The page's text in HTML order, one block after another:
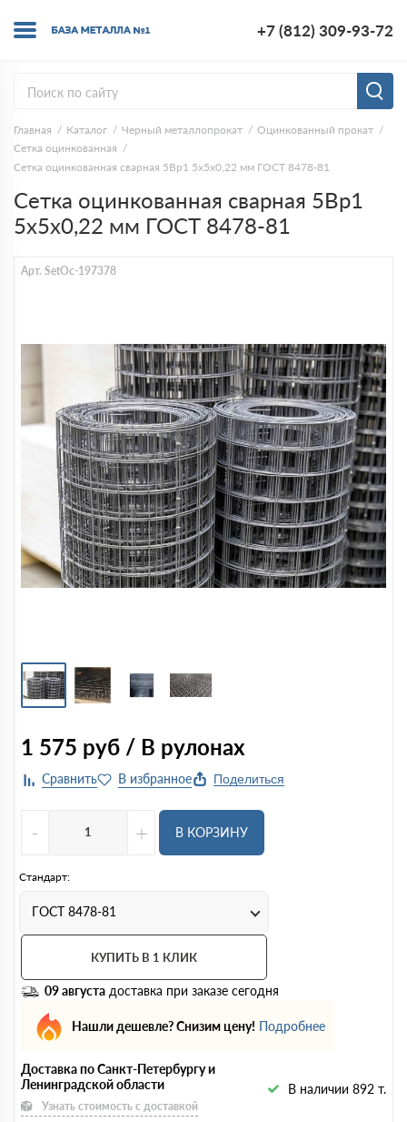
+7 (812) 309-93-72
Главная Каталог Черный металлопрокат
Оцинкованный прокат
Сетка оцинкованная
Сетка оцинкованная сварная 5Вр1 5х5х0,22 мм ГОСТ 8478-81
Сетка оцинкованная сварная 5Вр1
5х5х0,22 мм ГОСТ 8478-81
Арт. SetOc-197378
1 575 руб / В рулонах
Поделиться
- + В КОРЗИНУ
Стандарт:
ГОСТ 8478-81
КУПИТЬ В 1 КЛИК
09 августа доставка при заказе сегодня
Нашли дешевле? Снизим цену! Подробнее
Доставка по Санкт-Петербургу и
Ленинградской области
Узнать стоимость с доставкой
В наличии 892 т.